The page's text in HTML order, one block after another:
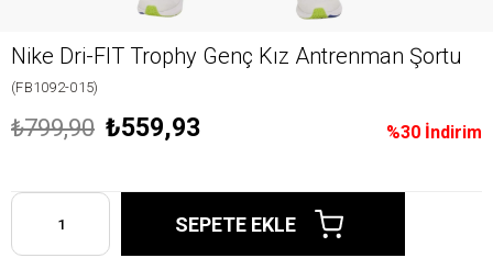
Nike Dri-FIT Trophy Genç Kız Antrenman Şortu
(FB1092-015)
%30 İndirim
₺799,90 ₺559,93